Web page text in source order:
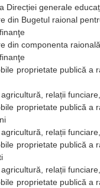
Direcției generale
din Bugetul raional
din componenta raională
proprietate publică a
relații
proprietate publică a
relații
proprietate publică a
relații
proprietate publică a